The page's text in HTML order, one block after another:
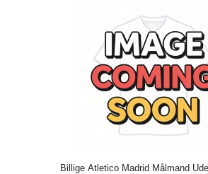
Billige Atletico Madrid Målmand